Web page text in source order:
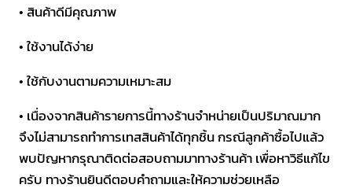
มี
สาย
4A
/
450V
ชิ้น
• สินค้าดีมีคุณภาพ
• ใช้งานได้ง่าย
• ใช้กับงานตามความเหมาะสม
• เนื่องจากสินค้ารายการนี้ทางร้านจำหน่ายเป็นปริมาณมาก
จึงไม่สามารถทำการเทสสินค้าได้ทุกชิ้น กรณีลูกค้าซื้อไปแล้ว
พบปัญหากรุณาติดต่อสอบถามมาทางร้านค้า เพื่อหาวิธีแก้ไข
ครับ ทางร้านยินดีตอบคำถามและให้ความช่วยเหลือ